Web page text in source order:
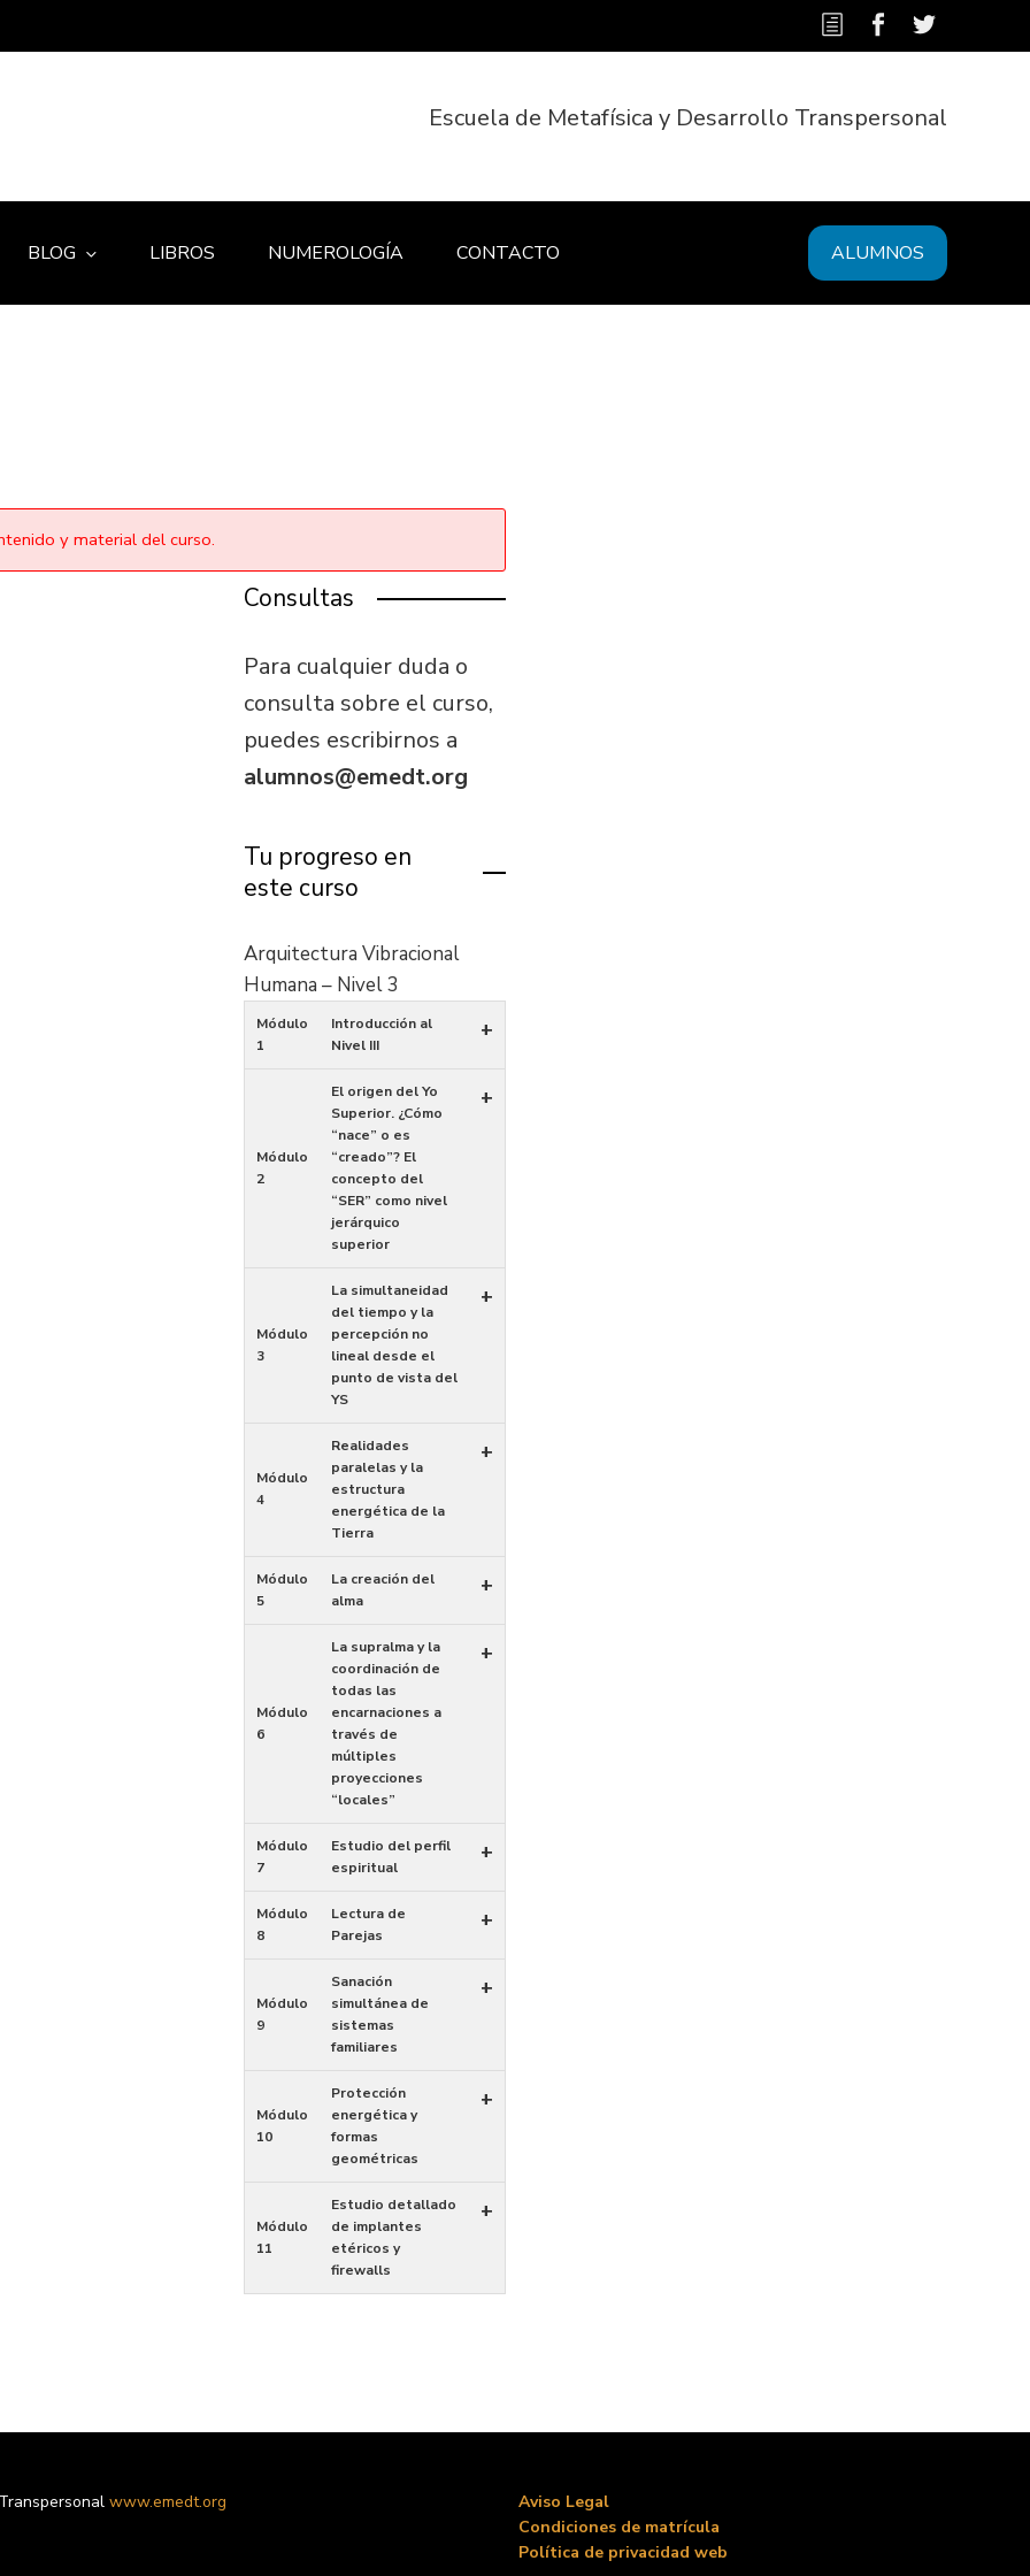
Escuela de Metafísica y Desarrollo Transpersonal
BLOG LIBROS NUMEROLOGÍA CONTACTO ALUMNOS
y material del curso.
Consultas
Para cualquier duda o
consulta sobre el curso,
puedes escribirnos a
alumnos@emedt.org
Tu progreso en
este curso
Arquitectura Vibracional
Humana – Nivel 3
Módulo
1
Introducción al
Nivel III
+
Módulo
2
El origen del Yo
Superior. ¿Cómo
“nace” o es
“creado”? El
concepto del
“SER” como nivel
jerárquico
superior
+
Módulo
3
La simultaneidad
del tiempo y la
percepción no
lineal desde el
punto de vista del
YS
+
Módulo
4
Realidades
paralelas y la
estructura
energética de la
Tierra
+
Módulo
5
La creación del
alma
+
Módulo
6
La supralma y la
coordinación de
todas las
encarnaciones a
través de
múltiples
proyecciones
“locales”
+
Módulo
7
Estudio del perfil
espiritual
+
Módulo
8
Lectura de
Parejas
+
Módulo
9
Sanación
simultánea de
sistemas
familiares
+
Módulo
10
Protección
energética y
formas
geométricas
+
Módulo
11
Estudio detallado
de implantes
etéricos y
firewalls
+
www.emedt.org
Aviso Legal
Condiciones de matrícula
Política de privacidad web